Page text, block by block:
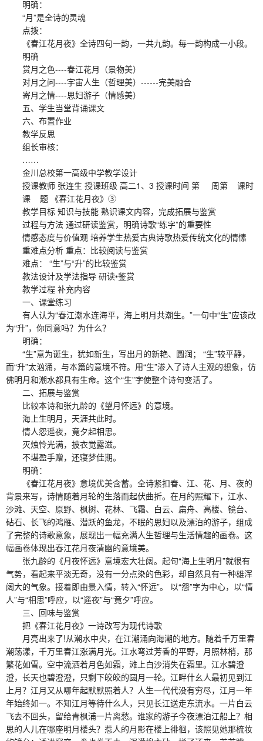
明确：
“月”是全诗的灵魂
点拨：
《春江花月夜》全诗四句一韵，一共九韵。每一韵构成一小段。
明确
赏月之色----春江花月（景物美）
对月之问----宇宙人生（哲理美）------完美融合
寄月之情----思妇游子（情感美）
五、学生当堂背诵课文
六、布置作业
教学反思
组长审核：
……
金川总校第一高级中学教学设计
授课教师 张连生 授课班级 高二1、3 授课时间 第 周第 课时
课 题 《春江花月夜》③
教学目标 知识与技能 熟识课文内容，完成拓展与鉴赏
过程与方法 通过研读鉴赏，明确诗歌“练字”的重要性
情感态度与价值观 培养学生热爱古典诗歌热爱传统文化的情愫
重难点分析 重点：比较阅读与鉴赏
难点： “生”与“升”的比较鉴赏
教法设计及学法指导 研读•鉴赏
教学过程 补充内容
一、课堂练习
有人认为“春江潮水连海平，海上明月共潮生。”一句中“生”应该改
为“升”，你同意吗？为什么？
明确：
“生”意为诞生，犹如新生，写出月的新艳、圆润； “生”较平静，
而“升”太汹涌，与本篇的意境不符。用“生”渗入了诗人主观的想象，仿
佛明月和潮水都具有生命。这个“生”字使整个诗句变活了。
二、拓展与鉴赏
比较本诗和张九龄的《望月怀远》的意境。
海上生明月，天涯共此时。
情人怨遥夜，竟夕起相思。
灭烛怜光满，披衣觉露滋。
不堪盈手赠，还寝梦佳期。
明确：
《春江花月夜》意境优美含蓄。全诗紧扣春、江、花、月、夜的
背景来写，诗情随着月轮的生落而起伏曲折。在月的照耀下，江水、
沙滩、天空、原野、枫树、花林、飞霜、白云、扁舟、高楼、镜台、
砧石、长飞的鸿雁、潜跃的鱼龙，不眠的思妇以及漂泊的游子，组成
了完整的诗歌意象，展现出一幅充满人生哲理与生活情趣的画卷。这
幅画卷体现出春江花月夜清幽的意境美。
张九龄的《月夜怀远》意境宏大壮阔。起句“海上生明月”就很有
气势，看起来平淡无奇，没有一分点染的色彩，却自然具有一种雄浑
阔大的气象。接着即由景入情，转入“怀远”。 以“怨”字为中心，以“情
人”与“相思”呼应，以“遥夜”与“竟夕”呼应。
三、回味与鉴赏
把《春江花月夜》一诗改写为现代诗歌
月亮出来了!从潮水中央，在江潮涌向海潮的地方。随着千万里春
潮荡漾，千万里春江涨满月光。江水弯过芳香的平野，月照林梢，那
繁花如雪。空中流洒着月色如霜，滩上白沙消失在霜里。江水碧澄
澄，长天也碧澄澄，只剩下皎皎的圆月一轮。江畔什幺人最初见到江
上月？江月又从哪年起默默照着人？人生一代代没有穷尽，江月一年
年始终如一。不知江月等待什么人，只见长江送走东流水。一片白云
飞去不回头，留给青枫浦一片离愁。谁家的游子今夜漂泊江船上？相
思的人儿在哪座明月楼头？惹人的月影在楼上徘徊，该照见她那梳妆